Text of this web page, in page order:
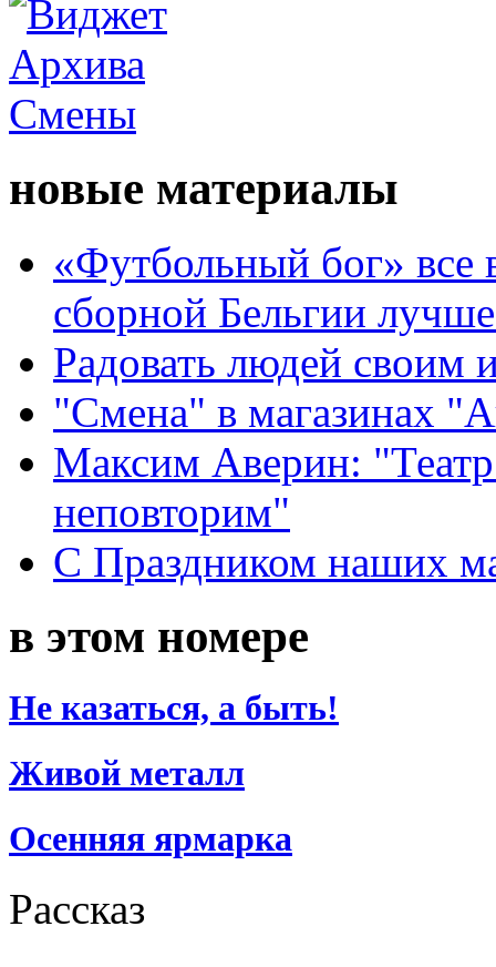
новые материалы
«Футбольный бог» все
сборной Бельгии
Радовать людей своим
"Смена" в магазинах
Максим Аверин:
неповторим"
С Праздником наших
в этом номере
Не казаться, а быть!
Живой металл
Осенняя ярмарка
Рассказ